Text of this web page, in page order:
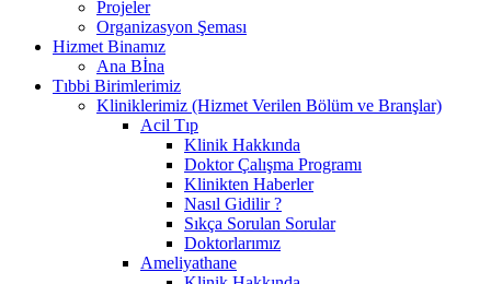
Projeler
Organizasyon Şeması
Hizmet Binamız
Ana Bİna
Tıbbi Birimlerimiz
Kliniklerimiz (Hizmet Verilen Bölüm ve Branşlar)
Acil Tıp
Klinik Hakkında
Doktor Çalışma Programı
Klinikten Haberler
Nasıl Gidilir ?
Sıkça Sorulan Sorular
Doktorlarımız
Ameliyathane